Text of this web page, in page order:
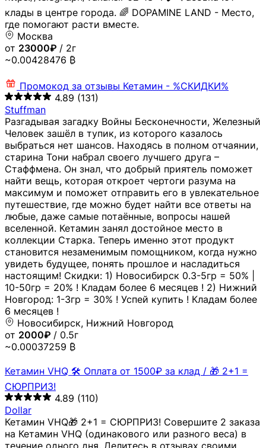
клады в центре города. 🌈 DOPAMINE LAND - Место,
где помогают расти вместе.
Москва
от 23000₽ / 2г
~0.00428476 ₿
Промокод за отзывы Кетамин - %СКИДКИ%
4.89 (131)
Stuffman
Разгадывая загадку Войны Бесконечности, Железный
Человек зашёл в тупик, из которого казалось
выбраться нет шансов. Находясь в полном отчаянии,
старина Тони набрал своего лучшего друга –
Стаффмена. Он знал, что добрый приятель поможет
найти вещь, которая откроет чертоги разума на
максимум и поможет отправить его в увлекательное
путешествие, где можно будет найти все ответы на
любые, даже самые потаённые, вопросы нашей
вселенной. Кетамин занял достойное место в
коллекции Старка. Теперь именно этот продукт
становится незаменимым помощником, когда нужно
увидеть будущее, понять прошлое и насладиться
настоящим! Скидки: 1) Новосибирск 0.3-5гр = 50% |
10-50гр = 20% ! Кладам более 6 месяцев ! 2) Нижний
Новгород: 1-3гр = 30% ! Успей купить ! Кладам более
6 месяцев !
Новосибирск, Нижний Новгород
от 2000₽ / 0.5г
~0.00037259 ₿
Кетамин VHQ 🛠 Оплата от 1500₽ за клад / 🎁 2+1 =
СЮРПРИЗ!
4.89 (110)
Dollar
Кетамин VHQ🎁 2+1 = СЮРПРИЗ! Совершите 2 заказа
на Кетамин VHQ (одинакового или разного веса) в
течение одного дня. Делитесь в отзывах своими